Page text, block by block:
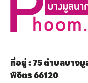
ที่อยู่ : 75 ตำบลบาง
พิจิตร 66120